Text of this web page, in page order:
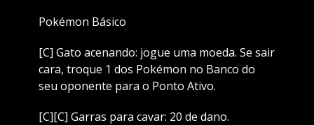
Pokémon Básico
[C] Gato acenando: jogue uma moeda. Se sair
cara, troque 1 dos Pokémon no Banco do
seu oponente para o Ponto Ativo.
[C][C] Garras para cavar: 20 de dano.